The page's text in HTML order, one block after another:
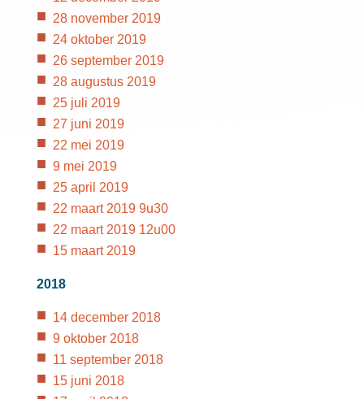
28 november 2019
24 oktober 2019
26 september 2019
28 augustus 2019
25 juli 2019
27 juni 2019
22 mei 2019
9 mei 2019
25 april 2019
22 maart 2019 9u30
22 maart 2019 12u00
15 maart 2019
2018
14 december 2018
9 oktober 2018
11 september 2018
15 juni 2018